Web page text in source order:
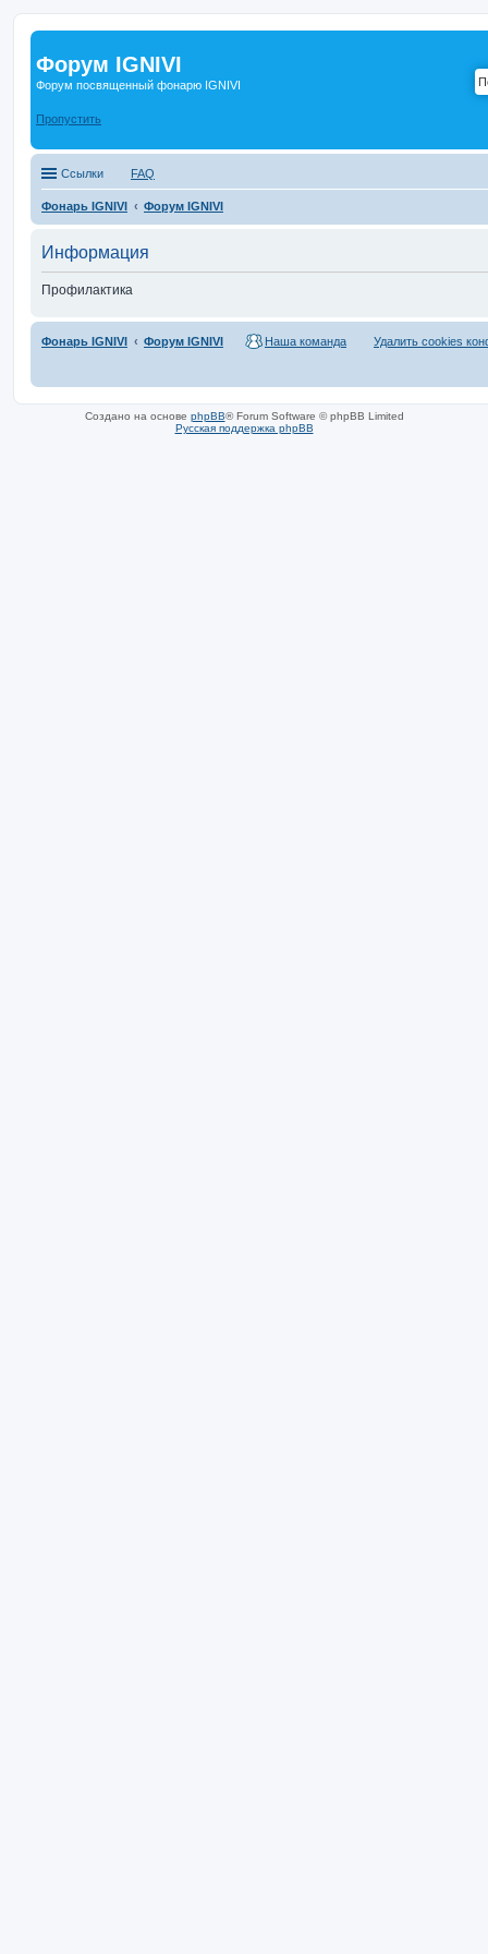
Форум IGNIVI
Форум посвященный фонарю IGNIVI
Пропустить
Ссылки FAQ
Фонарь IGNIVI Форум IGNIVI
Информация
Профилактика
Фонарь IGNIVI Форум IGNIVI Удалить cookies
Наша команда
Создано на основе phpBB® Forum Software © phpBB Limited
Русская поддержка phpBB